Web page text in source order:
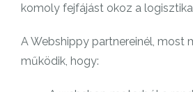
komoly fejfájást okoz a
A Webshippy partnereinél, most
működik, hogy: